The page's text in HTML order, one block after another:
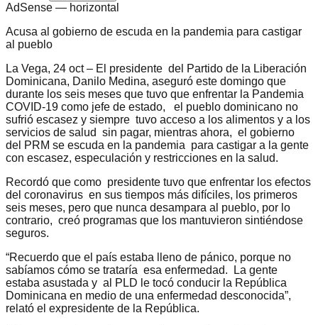
AdSense — horizontal
Acusa al gobierno de escuda en la pandemia para castigar
al pueblo
La Vega, 24 oct – El presidente del Partido de la Liberación
Dominicana, Danilo Medina, aseguró este domingo que
durante los seis meses que tuvo que enfrentar la Pandemia
COVID-19 como jefe de estado, el pueblo dominicano no
sufrió escasez y siempre tuvo acceso a los alimentos y a los
servicios de salud sin pagar, mientras ahora, el gobierno
del PRM se escuda en la pandemia para castigar a la gente
con escasez, especulación y restricciones en la salud.
Recordó que como presidente tuvo que enfrentar los efectos
del coronavirus en sus tiempos más difíciles, los primeros
seis meses, pero que nunca desampara al pueblo, por lo
contrario, creó programas que los mantuvieron sintiéndose
seguros.
“Recuerdo que el país estaba lleno de pánico, porque no
sabíamos cómo se trataría esa enfermedad. La gente
estaba asustada y al PLD le tocó conducir la República
Dominicana en medio de una enfermedad desconocida”,
relató el expresidente de la República.